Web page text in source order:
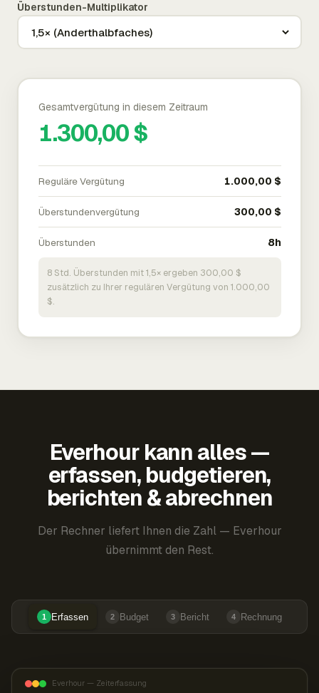
Überstunden-Multiplikator
Gesamtvergütung in diesem Zeitraum
1.300,00 $
Reguläre Vergütung 1.000,00 $
Überstundenvergütung 300,00 $
Überstunden 8h
8 Std. Überstunden mit 1,5× ergeben 300,00 $
zusätzlich zu Ihrer regulären Vergütung von 1.000,00
$.
Everhour kann alles —
erfassen, budgetieren,
berichten & abrechnen
Der Rechner liefert Ihnen die Zahl — Everhour
übernimmt den Rest.
1 Erfassen 2 Budget 3 Bericht 4 Rechnung
Everhour — Zeiterfassung